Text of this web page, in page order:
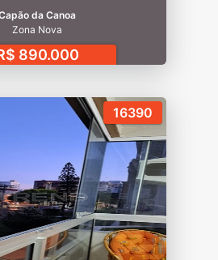
da Canoa
Zona Nova
890.000
16390